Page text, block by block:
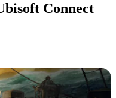
Connect